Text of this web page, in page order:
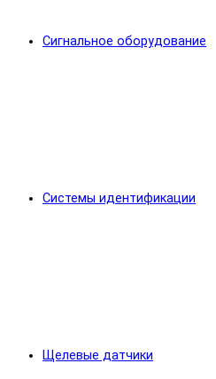
Сигнальное оборудование
Системы идентификации
Щелевые датчики